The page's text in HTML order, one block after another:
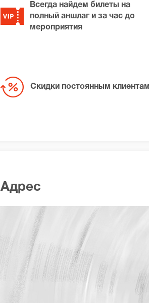
Всегда найдем билеты на
полный аншлаг и за час до
мероприятия
Скидки постоянным клиентам
Адрес